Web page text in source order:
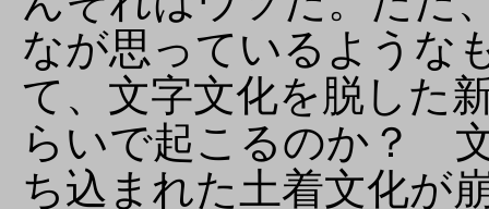
なが思っているような
て、文字文化を脱した
らいで起こるのか？
ち込まれた土着文化が